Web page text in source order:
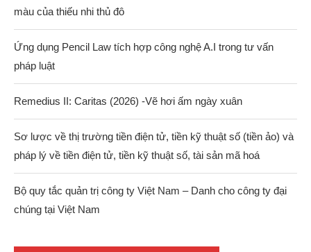
màu của thiếu nhi thủ đô
Ứng dụng Pencil Law tích hợp công nghệ A.I trong tư vấn
pháp luật
Remedius II: Caritas (2026) -Vẽ hơi ấm ngày xuân
Sơ lược về thị trường tiền điện tử, tiền kỹ thuật số (tiền ảo) và
pháp lý về tiền điện tử, tiền kỹ thuật số, tài sản mã hoá
Bộ quy tắc quản trị công ty Việt Nam – Danh cho công ty đại
chúng tại Việt Nam